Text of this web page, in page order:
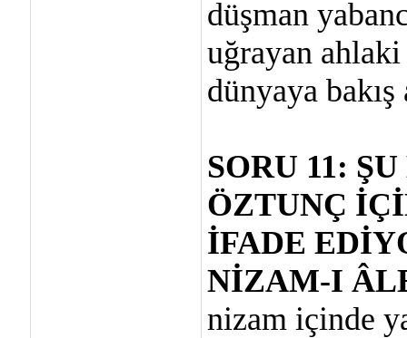
düşman
uğrayan
dünyaya bakış
SORU 11:
ÖZTUNÇ
İFADE
NİZAM-I
nizam içinde